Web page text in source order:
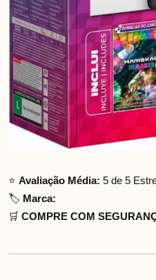
⭐ Avaliação Média: 5 de 5
🏷️ Marca:
🛒 COMPRE COM